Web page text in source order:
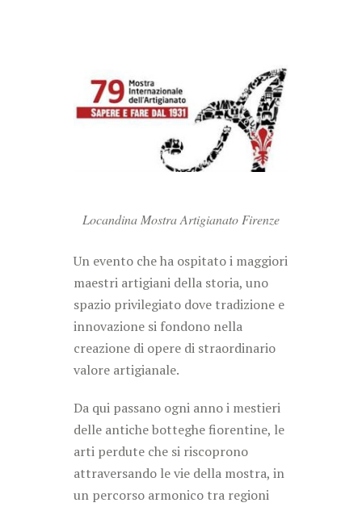
Locandina Mostra Artigianato Firenze
Un evento che ha ospitato i maggiori
maestri artigiani della storia, uno
spazio privilegiato dove tradizione e
innovazione si fondono nella
creazione di opere di straordinario
valore artigianale.
Da qui passano ogni anno i mestieri
delle antiche botteghe fiorentine, le
arti perdute che si riscoprono
attraversando le vie della mostra, in
un percorso armonico tra regioni